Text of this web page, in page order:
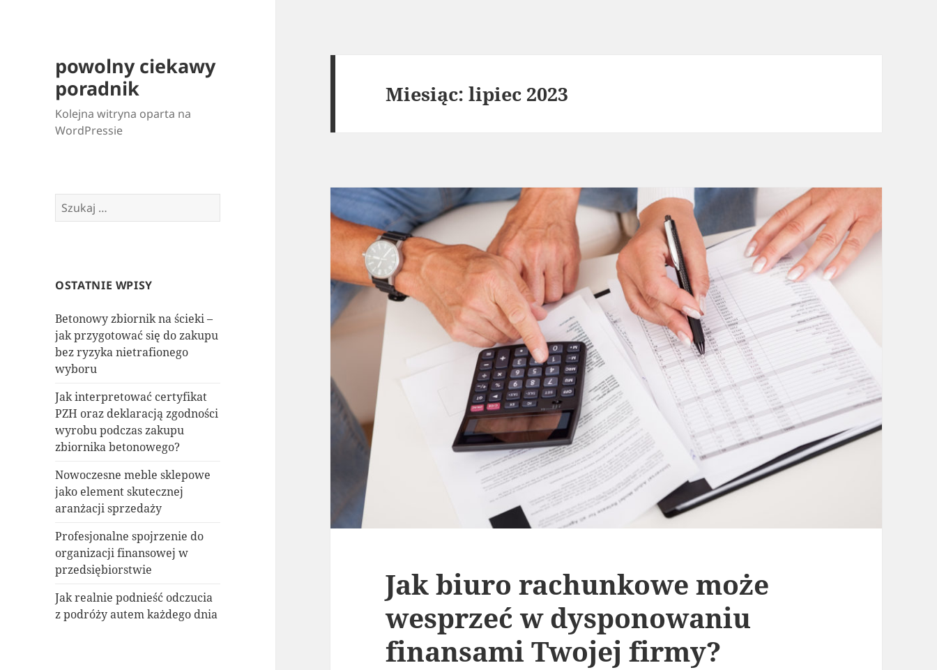
powolny ciekawy
poradnik
Kolejna witryna oparta na
WordPressie
Szukaj:
OSTATNIE WPISY
Betonowy zbiornik na ścieki –
jak przygotować się do zakupu
bez ryzyka nietrafionego
wyboru
Jak interpretować certyfikat
PZH oraz deklaracją zgodności
wyrobu podczas zakupu
zbiornika betonowego?
Nowoczesne meble sklepowe
jako element skutecznej
aranżacji sprzedaży
Profesjonalne spojrzenie do
organizacji finansowej w
przedsiębiorstwie
Jak realnie podnieść odczucia
z podróży autem każdego dnia
Miesiąc:lipiec 2023
Jak biuro rachunkowe może
wesprzeć w dysponowaniu
finansami Twojej firmy?